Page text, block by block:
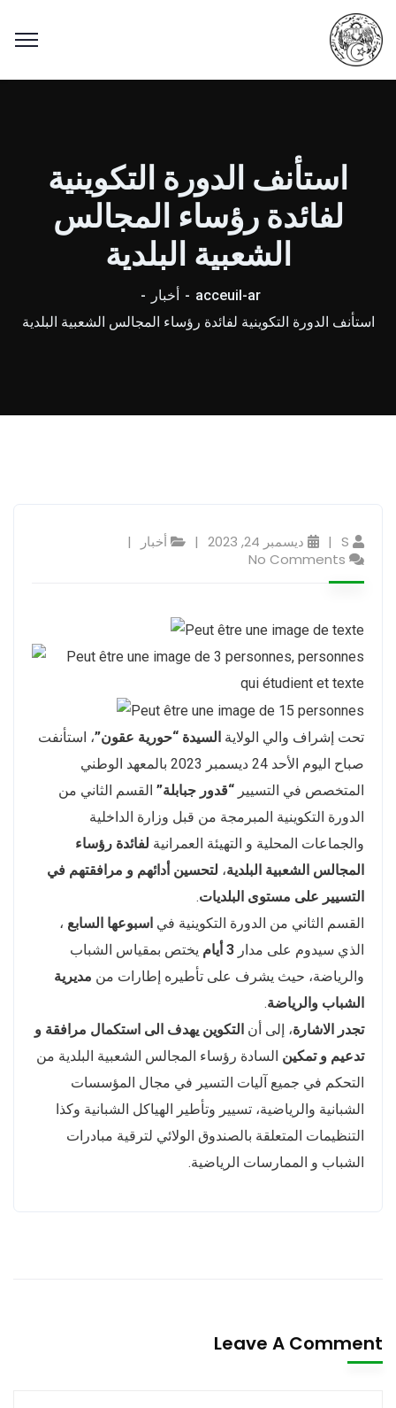
استأنف الدورة التكوينية
لفائدة رؤساء المجالس
الشعبية البلدية
acceuil-ar
أخبار
استأنف الدورة التكوينية لفائدة رؤساء المجالس الشعبية البلدية
S ديسمبر 24, 2023
أخبار
No Comments
تحت إشراف والي الولاية السيدة “حورية عقون”، استأنفت
صباح اليوم الأحد 24 ديسمبر 2023 بالمعهد الوطني
المتخصص في التسيير “قدور جبابلة” القسم الثاني من
الدورة التكوينية المبرمجة من قبل وزارة الداخلية
والجماعات المحلية و التهيئة العمرانية لفائدة رؤساء
المجالس الشعبية البلدية، لتحسين أدائهم و مرافقتهم في
التسيير على مستوى البلديات.
القسم الثاني من الدورة التكوينية في اسبوعها السابع ،
الذي سيدوم على مدار
يختص بمقياس الشباب
والرياضة، حيث يشرف على تأطيره إطارات من مديرية
الشباب والرياضة.
تجدر الاشارة، إلى أن التكوين يهدف الى استكمال مرافقة و
تدعيم و تمكين السادة رؤساء المجالس الشعبية البلدية من
التحكم في جميع آليات التسير في مجال المؤسسات
الشبانية والرياضية، تسيير وتأطير الهياكل الشبانية وكذا
التنظيمات المتعلقة بالصندوق الولائي لترقية مبادرات
الشباب و الممارسات الرياضية.
Leave A Comment